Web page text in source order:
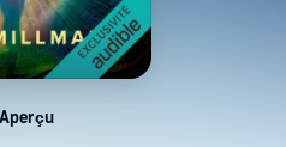
Aperçu